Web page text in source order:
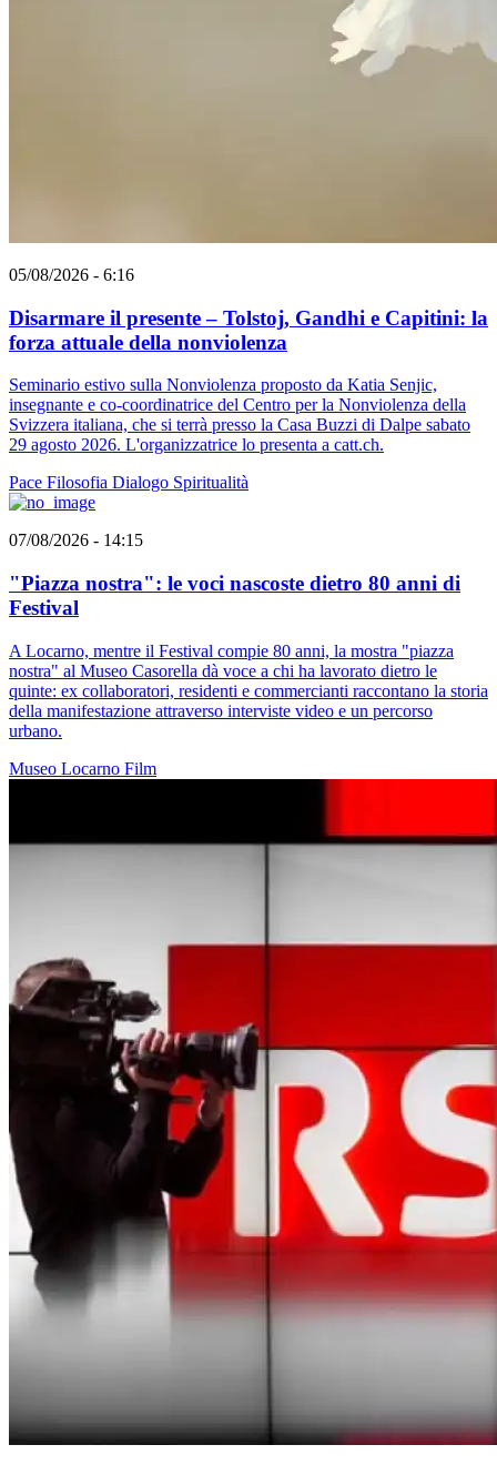
05/08/2026 - 6:16
Disarmare il presente – Tolstoj, Gandhi e Capitini: la
forza attuale della nonviolenza
Seminario estivo sulla Nonviolenza proposto da Katia Senjic,
insegnante e co-coordinatrice del Centro per la Nonviolenza della
Svizzera italiana, che si terrà presso la Casa Buzzi di Dalpe sabato
29 agosto 2026. L'organizzatrice lo presenta a catt.ch.
Pace Filosofia Dialogo Spiritualità
07/08/2026 - 14:15
"Piazza nostra": le voci nascoste dietro 80 anni di
Festival
A Locarno, mentre il Festival compie 80 anni, la mostra "piazza
nostra" al Museo Casorella dà voce a chi ha lavorato dietro le
quinte: ex collaboratori, residenti e commercianti raccontano la storia
della manifestazione attraverso interviste video e un percorso
urbano.
Museo Locarno Film